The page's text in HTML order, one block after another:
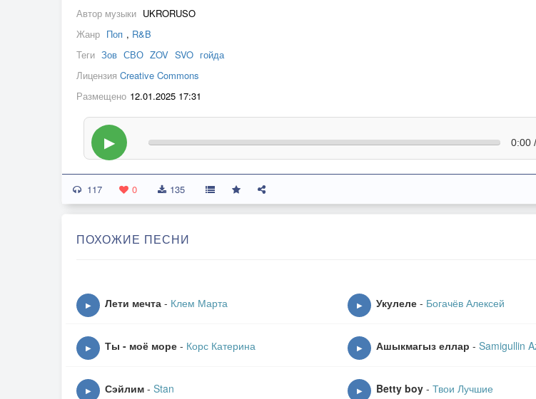
Автор музыки UKRORUSO
Жанр Поп , R&B
Теги Зов СВО ZOV SVO гойда
Лицензия Creative Commons
Размещено 12.01.2025 17:31
▶ 0:00
117 0 135
ПОХОЖИЕ ПЕСНИ
▶ Лети мечта - Клем Марта ▶ Укулеле - Богачёв Алексей
▶ Ты - моё море - Корс Катерина ▶ Ашыкмагыз еллар - Samigullin
▶ Сэйлим - Stan ▶ Betty boy - Твои Лучшие